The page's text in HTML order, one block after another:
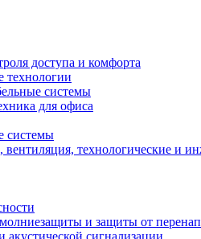
доступа и комфорта
технологии
системы
для офиса
системы
технологические и
молниезащиты и защиты от
акустической сигнализации